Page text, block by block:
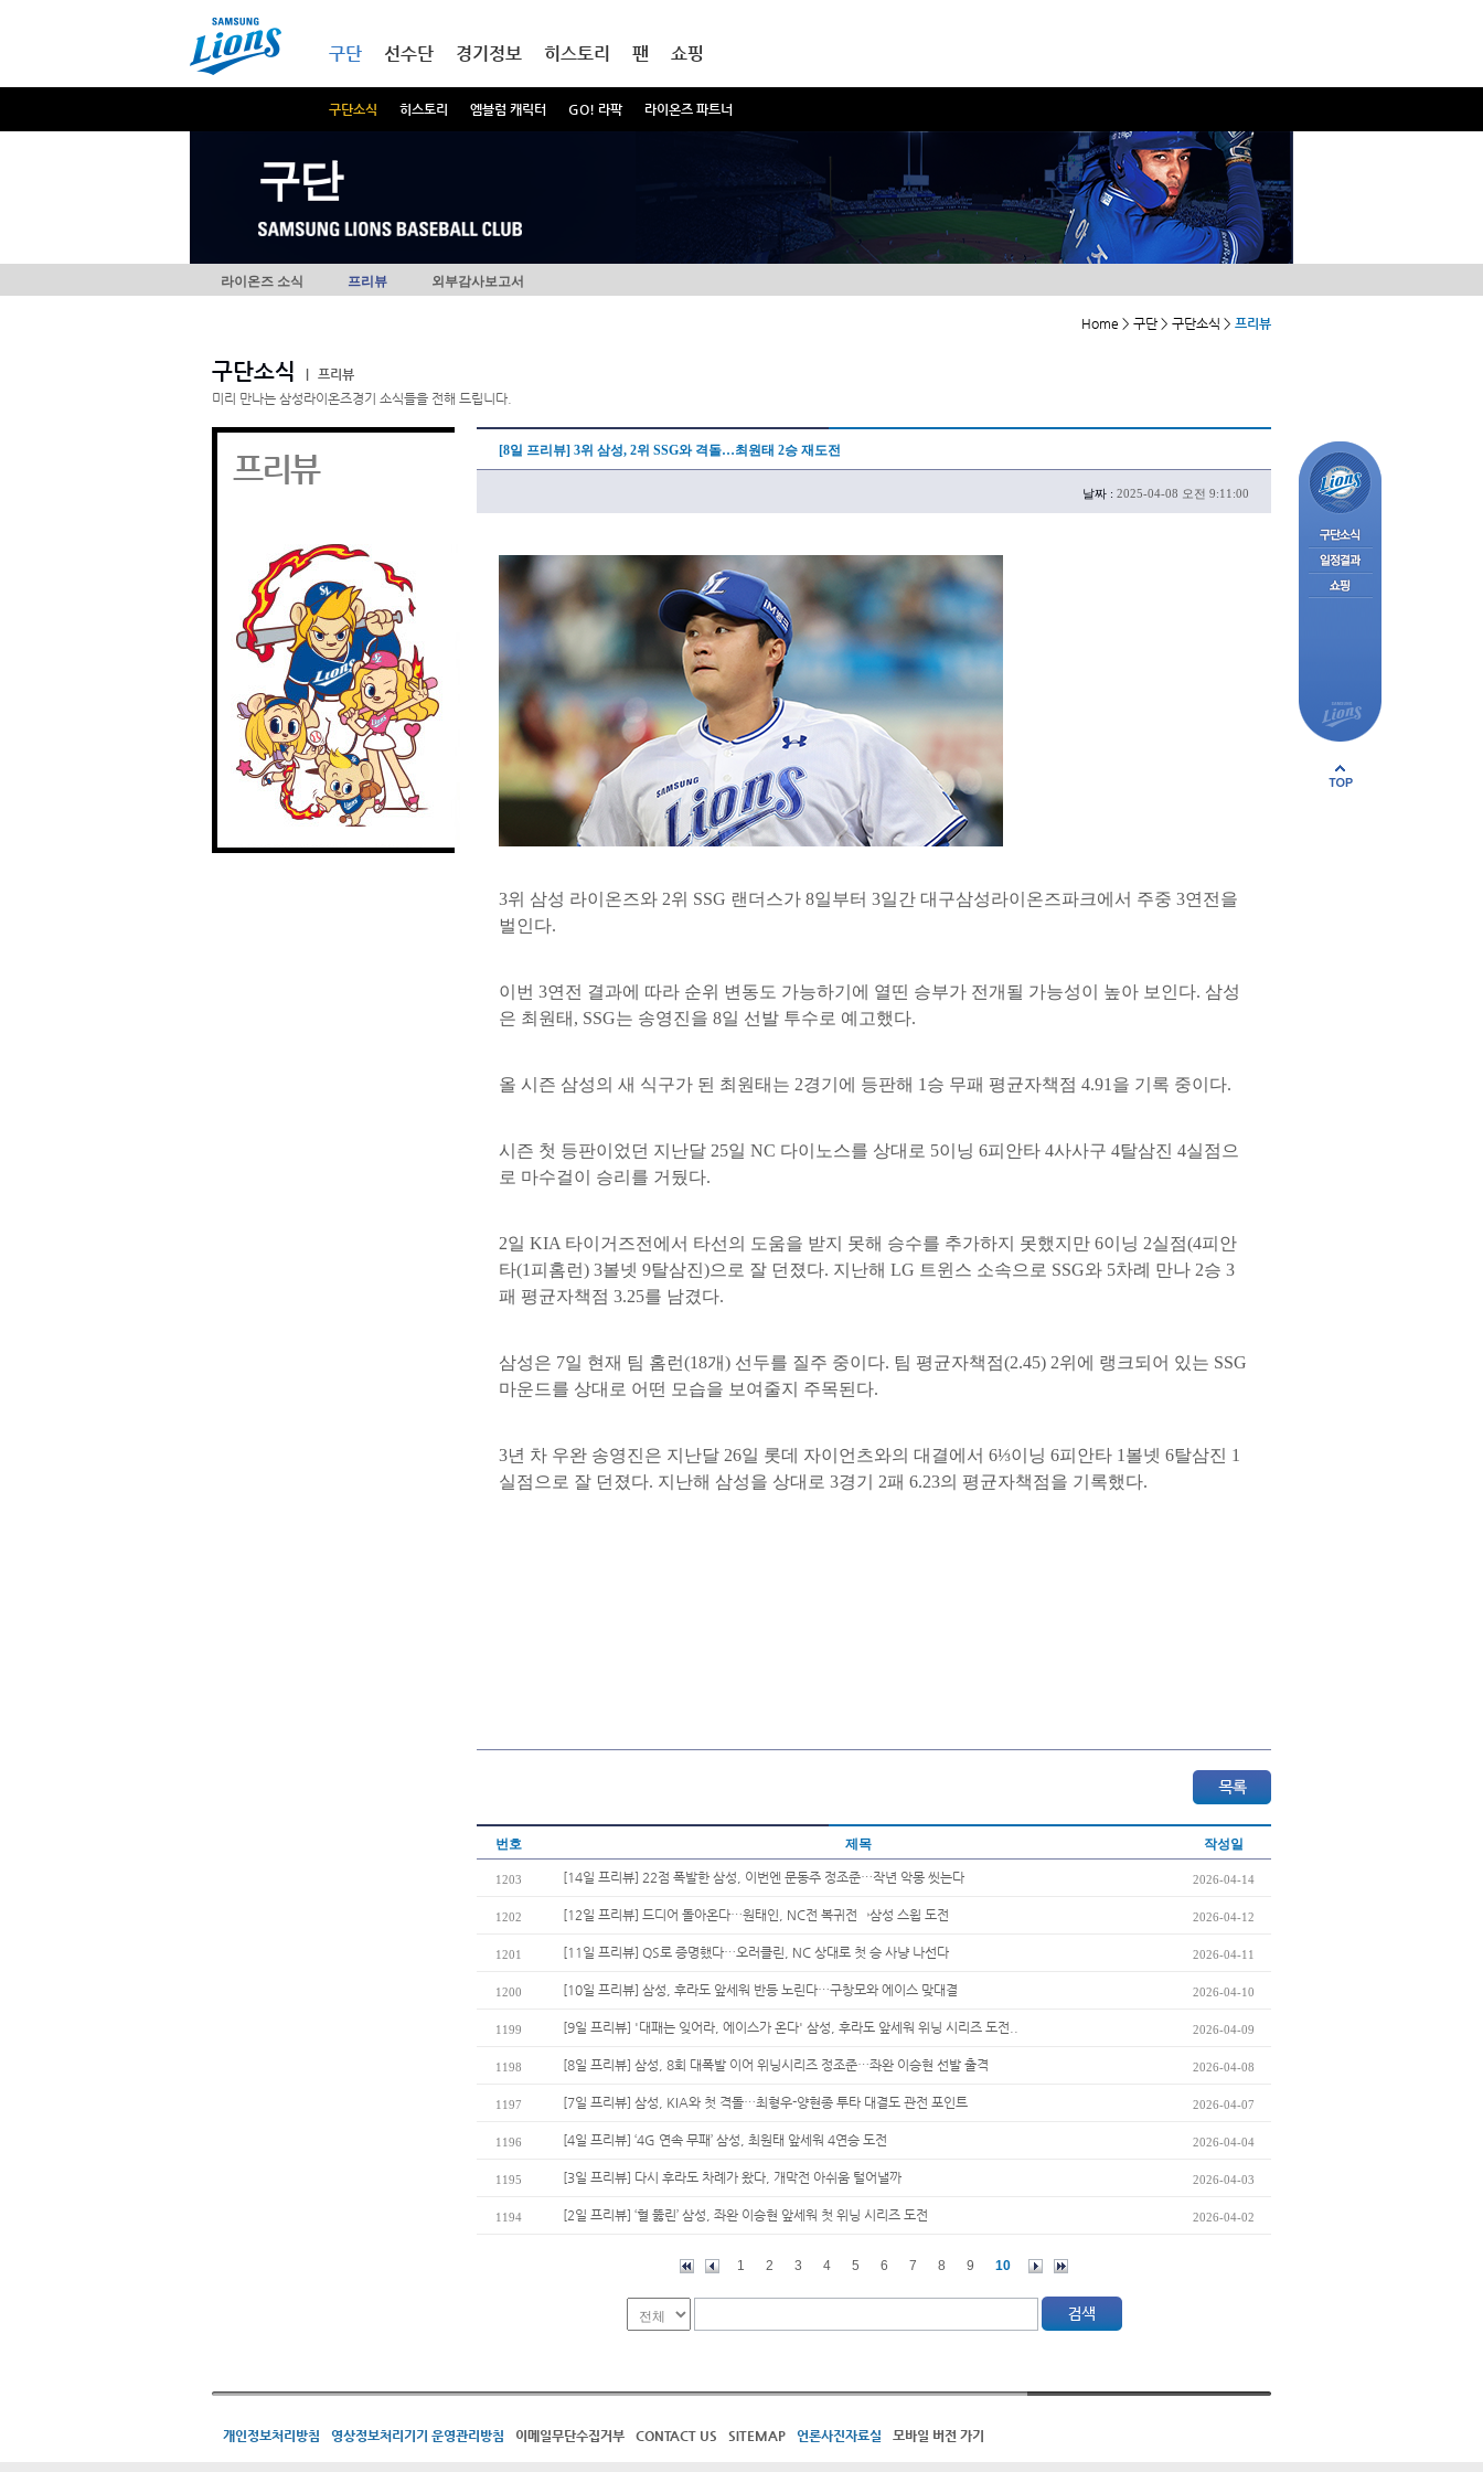
구단
구단소식 히스토리 엠블럼 캐릭터 GO! 라팍 라이온즈 파트너
선수단 경기정보 히스토리 팬 쇼핑
구단
라이온즈 소식 프리뷰 외부감사보고서
Home > 구단 > 구단소식 > 프리뷰
구단소식
프리뷰
미리 만나는 삼성라이온즈경기 소식들을 전해 드립니다.
프리뷰 [8일 프리뷰] 3위 삼성, 2위 SSG와 격돌…최원태 2승 재도전
날짜 : 2025-04-08 오전 9:11:00
3위 삼성 라이온즈와 2위 SSG 랜더스가 8일부터 3일간 대구삼성라이온즈파크에서 주중 3연전을
벌인다.
이번 3연전 결과에 따라 순위 변동도 가능하기에 열띤 승부가 전개될 가능성이 높아 보인다. 삼성
은 최원태, SSG는 송영진을 8일 선발 투수로 예고했다.
올 시즌 삼성의 새 식구가 된 최원태는 2경기에 등판해 1승 무패 평균자책점 4.91을 기록 중이다.
시즌 첫 등판이었던 지난달 25일 NC 다이노스를 상대로 5이닝 6피안타 4사사구 4탈삼진 4실점으
로 마수걸이 승리를 거뒀다.
2일 KIA 타이거즈전에서 타선의 도움을 받지 못해 승수를 추가하지 못했지만 6이닝 2실점(4피안
타(1피홈런) 3볼넷 9탈삼진)으로 잘 던졌다. 지난해 LG 트윈스 소속으로 SSG와 5차례 만나 2승 3
패 평균자책점 3.25를 남겼다.
삼성은 7일 현재 팀 홈런(18개) 선두를 질주 중이다. 팀 평균자책점(2.45) 2위에 랭크되어 있는 SSG
마운드를 상대로 어떤 모습을 보여줄지 주목된다.
3년 차 우완 송영진은 지난달 26일 롯데 자이언츠와의 대결에서 6⅓이닝 6피안타 1볼넷 6탈삼진 1
실점으로 잘 던졌다. 지난해 삼성을 상대로 3경기 2패 6.23의 평균자책점을 기록했다.
번호 제목 작성일
1203 [14일 프리뷰] 22점 폭발한 삼성, 이번엔 문동주 정조준…작년 악몽 씻는다 2026-04-14
1202 [12일 프리뷰] 드디어 돌아온다…원태인, NC전 복귀전→삼성 스윕 도전 2026-04-12
1201 [11일 프리뷰] QS로 증명했다…오러클린, NC 상대로 첫 승 사냥 나선다 2026-04-11
1200 [10일 프리뷰] 삼성, 후라도 앞세워 반등 노린다…구창모와 에이스 맞대결 2026-04-10
1199 [9일 프리뷰] '대패는 잊어라, 에이스가 온다' 삼성, 후라도 앞세워 위닝 시리즈 도전.. 2026-04-09
1198 [8일 프리뷰] 삼성, 8회 대폭발 이어 위닝시리즈 정조준…좌완 이승현 선발 출격 2026-04-08
1197 [7일 프리뷰] 삼성, KIA와 첫 격돌…최형우-양현종 투타 대결도 관전 포인트 2026-04-07
1196 [4일 프리뷰] ‘4G 연속 무패’ 삼성, 최원태 앞세워 4연승 도전 2026-04-04
1195 [3일 프리뷰] 다시 후라도 차례가 왔다, 개막전 아쉬움 털어낼까 2026-04-03
1194 [2일 프리뷰] ‘혈 뚫린’ 삼성, 좌완 이승현 앞세워 첫 위닝 시리즈 도전 2026-04-02
1 2 3 4 5 6 7 8 9 10
개인정보처리방침 영상정보처리기기 운영관리방침 이메일무단수집거부 CONTACT US SITEMAP 언론사진자료실 모바일 버전 가기